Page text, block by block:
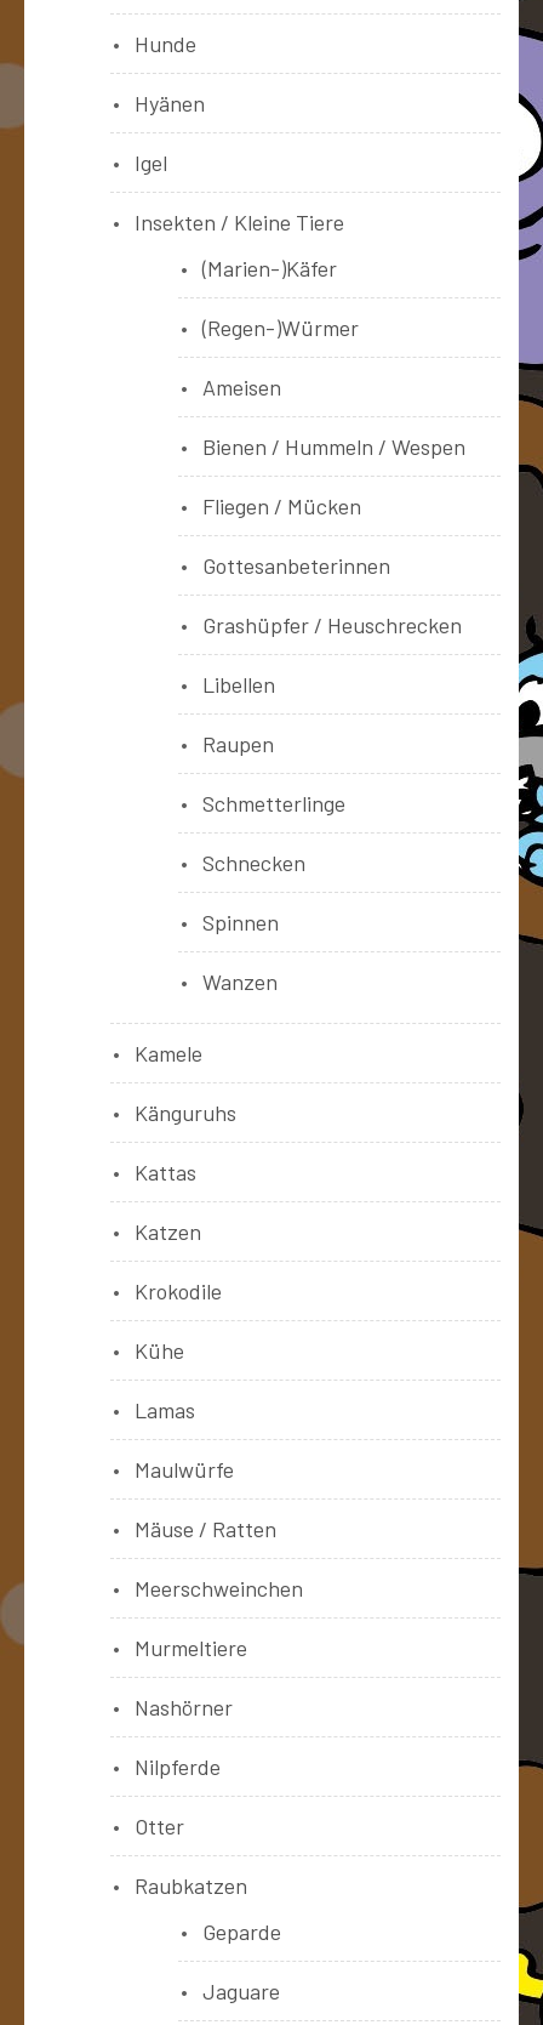
Hunde
Hyänen
Igel
Insekten / Kleine Tiere
(Marien-)Käfer
(Regen-)Würmer
Ameisen
Bienen / Hummeln / Wespen
Fliegen / Mücken
Gottesanbeterinnen
Grashüpfer / Heuschrecken
Libellen
Raupen
Schmetterlinge
Schnecken
Spinnen
Wanzen
Kamele
Känguruhs
Kattas
Katzen
Krokodile
Kühe
Lamas
Maulwürfe
Mäuse / Ratten
Meerschweinchen
Murmeltiere
Nashörner
Nilpferde
Otter
Raubkatzen
Geparde
Jaguare